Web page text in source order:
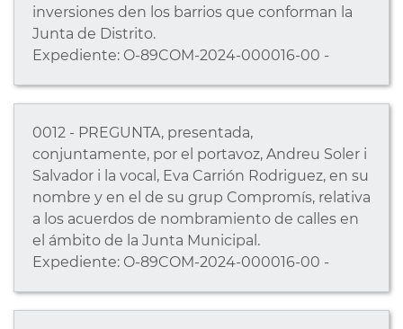
inversiones den los barrios que conforman la
Junta de Distrito.
Expediente: O-89COM-2024-000016-00 -
0012 - PREGUNTA, presentada,
conjuntamente, por el portavoz, Andreu Soler i
Salvador i la vocal, Eva Carrión Rodriguez, en su
nombre y en el de su grup Compromís, relativa
a los acuerdos de nombramiento de calles en
el ámbito de la Junta Municipal.
Expediente: O-89COM-2024-000016-00 -